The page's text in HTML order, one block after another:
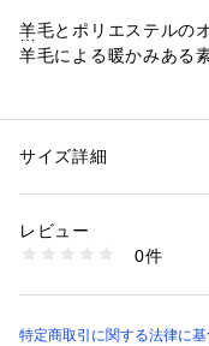
羊毛とポリエステルの
羊毛による暖かみある
です。
ネイビー モデル：
性別：メンズ
素材：表地 ポリエステル
洗濯：ドライクリーニング
※詳しい洗濯方法について
02370082026 （ショップ
サイズ詳細
レビュー
0件
特定商取引に関する法律に